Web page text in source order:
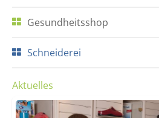
Gesundheitsshop
Schneiderei
Aktuelles